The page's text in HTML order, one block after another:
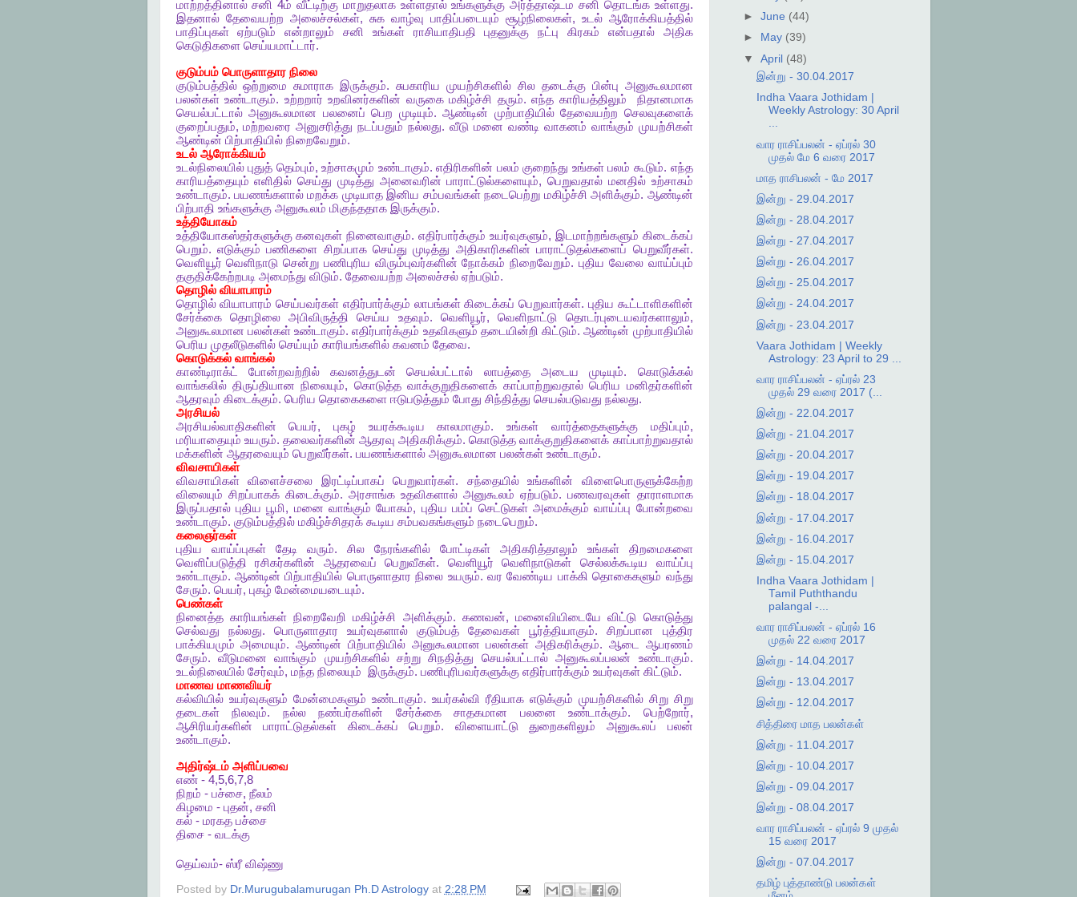
மாற்றத்தினால் சனி 4ம் வீட்டிற்கு மாறுதலாக உள்ளதால் உங்களுக்கு அர்த்தாஷ்டம சனி தொடங்க உள்ளது.
இதனால் தேவையற்ற அலைச்சல்கள், சுக வாழ்வு பாதிப்படையும் சூழ்நிலைகள், உடல் ஆரோக்கியத்தில்
பாதிப்புகள்
ஏற்படும் என்றாலும் சனி உங்கள் ராசியாதிபதி புதனுக்கு நட்பு கிரகம் என்பதால்
அதிக
கெடுதிகளை செய்யமாட்டார்.
குடும்பம் பொருளாதார நிலை
குடும்பத்தில் ஒற்றுமை சுமாராக இருக்கும்.சுபகாரிய முயற்சிகளில் சில தடைக்கு பின்பு அனுகூலமான
பலன்கள் உண்டாகும். உற்றறார் உறவினர்களின் வருகை மகிழ்ச்சி தரும். எந்த காரியத்திலும்
நிதானமாக
செயல்பட்டால் அனுகூலமான பலனைப் பெற முடியும். ஆண்டின் முற்பாதியில் தேவையற்ற செலவுகளைக்
குறைப்பதும்,மற்றவரை அனுசரித்து நடப்பதும் நல்லது.வீடு மனை வண்டி வாகனம் வாங்கும் முயற்சிகள்
ஆண்டின் பிற்பாதியில் நிறைவேறும்.
உடல் ஆரோக்கியம்
உடல்நிலையில் புதுத் தெம்பும்,உற்சாகமும் உண்டாகும்.எதிரிகளின் பலம் குறைந்து உங்கள் பலம் கூடும். எந்த
காரியத்தையும் எளிதில் செய்து முடித்து அனைவரின் பாராட்டுல்களையும், பெறுவதால் மனதில் உற்சாகம்
உண்டாகும். பயணங்களால் மறக்க முடியாத இனிய சம்பவங்கள் நடைபெற்று மகிழ்ச்சி அளிக்கும். ஆண்டின்
பிற்பாதி உங்களுக்கு அனுகூலம் மிகுந்ததாக இருக்கும்.
உத்தியோகம்
உத்தியோகஸ்தர்களுக்கு கனவுகள் நினைவாகும்.எதிர்பார்க்கும் உயர்வுகளும், இடமாற்றங்களும் கிடைக்கப்
பெறும். எடுக்கும் பணிகளை சிறப்பாக செய்து முடித்து அதிகாரிகளின் பாராட்டுதல்களைப் பெறுவீர்கள்.
வெளியூர் வெளிநாடு சென்று பணிபுரிய விரும்புவர்களின் நோக்கம் நிறைவேறும். புதிய வேலை வாய்ப்பும்
தகுதிக்கேற்றபடி அமைந்து விடும். தேவையற்ற அலைச்சல் ஏற்படும்.
தொழில் வியாபாரம்
தொழில் வியாபாரம் செய்பவர்கள் எதிர்பார்க்கும் லாபங்கள் கிடைக்கப் பெறுவார்கள். புதிய கூட்டாளிகளின்
சேர்க்கை
தொழிலை அபிவிருத்தி செய்ய உதவும். வெளியூர்,வெளிநாட்டு தொடர்புடையவர்களாலும்,
அனுகூலமான பலன்கள் உண்டாகும்.எதிர்பார்க்கும் உதவிகளும் தடையின்றி கிட்டும்.ஆண்டின் முற்பாதியில்
பெரிய முதலீடுகளில் செய்யும் காரியங்களில் கவனம் தேவை.
கொடுக்கல் வாங்கல்
காண்டிராக்ட்
போன்றவற்றில் கவனத்துடன் செயல்பட்டால் லாபத்தை அடைய முடியும். கொடுக்கல்
வாங்கலில் திருப்தியான நிலையும், கொடுத்த வாக்குறுதிகளைக் காப்பாற்றுவதால் பெரிய மனிதர்களின்
ஆதரவும் கிடைக்கும். பெரிய தொகைகளை ஈடுபடுத்தும் போது சிந்தித்து செயல்படுவது நல்லது.
அரசியல்
அரசியல்வாதிகளின்
பெயர், புகழ் உயரக்கூடிய காலமாகும்.உங்கள் வார்த்தைகளுக்கு மதிப்பும்,
மரியாதையும் உயரும். தலைவர்களின் ஆதரவு அதிகரிக்கும்.கொடுத்த வாக்குறுதிகளைக் காப்பாற்றுவதால்
மக்களின் ஆதரவையும் பெறுவீர்கள். பயணங்களால் அனுகூலமான பலன்கள் உண்டாகும்.
விவசாயிகள்
விவசாயிகள்
விளைச்சலை இரட்டிப்பாகப் பெறுவார்கள். சந்தையில் உங்களின்
விளைபொருளுக்கேற்ற
விலையும் சிறப்பாகக் கிடைக்கும். அரசாங்க உதவிகளால் அனுகூலம் ஏற்படும்.பணவரவுகள் தாராளமாக
இருப்பதால் புதிய பூமி, மனை வாங்கும் யோகம், புதிய பம்ப் செட்டுகள் அமைக்கும் வாய்ப்பு போன்றவை
உண்டாகும். குடும்பத்தில் மகிழ்ச்சிதரக் கூடிய சம்பவகங்களும் நடைபெறும்.
கலைஞர்கள்
புதிய
வாய்ப்புகள் தேடி வரும். சில நேரங்களில் போட்டிகள் அதிகரித்தாலும் உங்கள்
திறமைகளை
வெளிப்படுத்தி
ரசிகர்களின் ஆதரவைப் பெறுவீகள். வெளியூர் வெளிநாடுகள் செல்லக்கூடிய
வாய்ப்பு
உண்டாகும். ஆண்டின் பிற்பாதியில் பொருளாதார நிலை உயரும். வர வேண்டிய பாக்கி தொகைகளும் வந்து
சேரும். பெயர், புகழ் மேன்மையடையும்.
பெண்கள்
நினைத்த காரியங்கள் நிறைவேறி மகிழ்ச்சி அளிக்கும். கணவன், மனைவியிடையே விட்டு
கொடுத்து
செல்வது
நல்லது. பொருளாதார உயர்வுகளால் குடும்பத் தேவைகள் பூர்த்தியாகும்.சிறப்பான
புத்திர
பாக்கியமும் அமையும். ஆண்டின் பிற்பாதியில் அனுகூலமான பலன்கள் அதிகரிக்கும். ஆடை
ஆபரணம்
சேரும். வீடுமனை வாங்கும் முயற்சிகளில் சற்று சிநதித்து செயல்பட்டால் அனுகூலப்பலன் உண்டாகும்.
உடல்நிலையில் சேர்வும், மந்த நிலையும் இருக்கும். பணிபுரிபவர்களுக்கு எதிர்பார்க்கும் உயர்வுகள் கிட்டும்.
மாணவ மாணவியர்
கல்வியில் உயர்வுகளும் மேன்மைகளும் உண்டாகும். உயர்கல்வி ரீதியாக எடுக்கும் முயற்சிகளில் சிறு சிறு
தடைகள்
நிலவும். நல்ல நண்பர்களின் சேர்க்கை சாதகமான பலனை உண்டாக்கும். பெற்றோர்,
ஆசிரியர்களின்
பாராட்டுதல்கள் கிடைக்கப் பெறும். விளையாட்டு துறைகளிலும் அனுகூலப்
பலன்
உண்டாகும்.
அதிர்ஷ்டம் அளிப்பவை
எண்- 4,5,6,7,8
நிறம் - பச்சை, நீலம்
கிழமை - புதன், சனி
கல்- மரகத பச்சை
திசை- வடக்கு
தெய்வம்- ஸ்ரீ விஷ்ணு
Posted by Dr.Murugubalamurugan Ph.D Astrology at 2:28 PM
► June (44)
►
May (39)
▼ April (48)
இன்று - 30.04.2017
Indha Vaara Jothidam |
Weekly Astrology: 30 April
...
வார ராசிப்பலன் - ஏப்ரல் 30
முதல் மே 6 வரை 2017
மாத ராசிபலன் - மே 2017
இன்று - 29.04.2017
இன்று - 28.04.2017
இன்று - 27.04.2017
இன்று - 26.04.2017
இன்று - 25.04.2017
இன்று - 24.04.2017
இன்று - 23.04.2017
Vaara Jothidam | Weekly
Astrology: 23 April to 29 ...
வார ராசிப்பலன் - ஏப்ரல் 23
முதல் 29 வரை 2017 (...
இன்று - 22.04.2017
இன்று - 21.04.2017
இன்று - 20.04.2017
இன்று - 19.04.2017
இன்று - 18.04.2017
இன்று - 17.04.2017
இன்று - 16.04.2017
இன்று - 15.04.2017
Indha Vaara Jothidam |
Tamil Puththandu
palangal -...
வார ராசிப்பலன் - ஏப்ரல் 16
முதல் 22 வரை 2017
இன்று - 14.04.2017
இன்று - 13.04.2017
இன்று - 12.04.2017
சித்திரை மாத பலன்கள்
இன்று - 11.04.2017
இன்று - 10.04.2017
இன்று - 09.04.2017
இன்று - 08.04.2017
வார ராசிப்பலன் - ஏப்ரல் 9 முதல்
15 வரை 2017
இன்று - 07.04.2017
தமிழ் புத்தாண்டு பலன்கள்